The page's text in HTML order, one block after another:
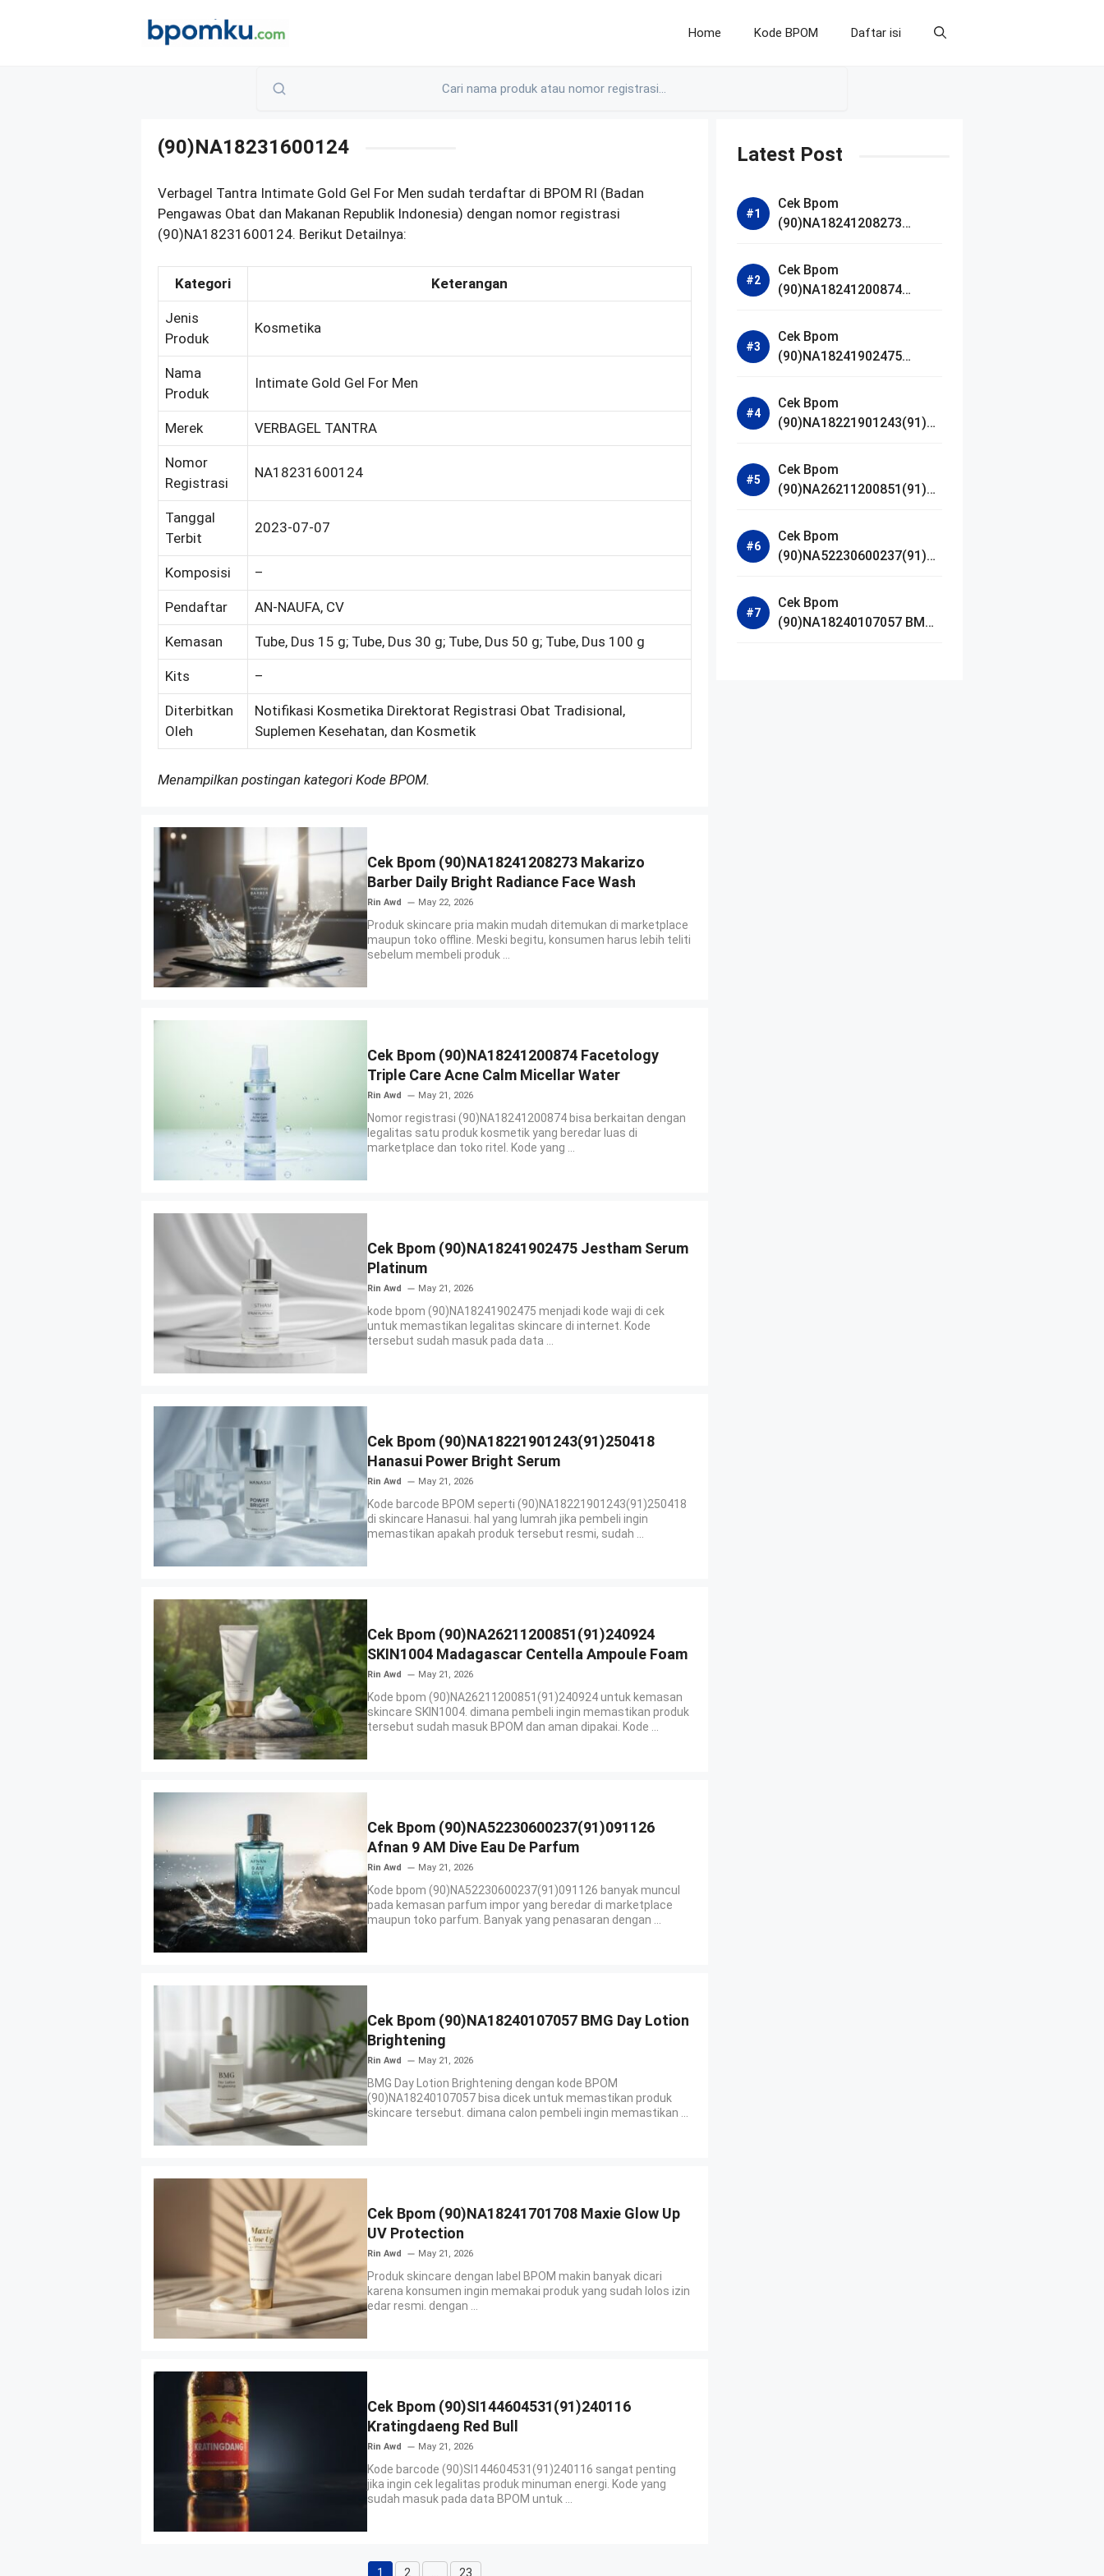
Home Kode BPOM Daftar isi
(90)NA18231600124
Verbagel Tantra Intimate Gold Gel For Men sudah terdaftar di BPOM RI (Badan
Pengawas Obat dan Makanan Republik Indonesia) dengan nomor registrasi
(90)NA18231600124. Berikut Detailnya:
Kategori Keterangan
Jenis
Produk
Kosmetika
Nama
Produk
Intimate Gold Gel For Men
Merek VERBAGEL TANTRA
Nomor
Registrasi
NA18231600124
Tanggal
Terbit
2023-07-07
Komposisi –
Pendaftar AN-NAUFA, CV
Kemasan Tube, Dus 15 g; Tube, Dus 30 g; Tube, Dus 50 g; Tube, Dus 100 g
Kits –
Diterbitkan
Oleh
Notifikasi Kosmetika Direktorat Registrasi Obat Tradisional,
Suplemen Kesehatan, dan Kosmetik
Menampilkan postingan kategori Kode BPOM.
Cek Bpom (90)NA18241208273 Makarizo
Barber Daily Bright Radiance Face Wash
Rin Awd May 22, 2026
Produk skincare pria makin mudah ditemukan di marketplace
maupun toko offline. Meski begitu, konsumen harus lebih teliti
sebelum membeli produk ...
Cek Bpom (90)NA18241200874 Facetology
Triple Care Acne Calm Micellar Water
Rin Awd May 21, 2026
Nomor registrasi (90)NA18241200874 bisa berkaitan dengan
legalitas satu produk kosmetik yang beredar luas di
marketplace dan toko ritel. Kode yang ...
Cek Bpom (90)NA18241902475 Jestham Serum
Platinum
Rin Awd May 21, 2026
kode bpom (90)NA18241902475 menjadi kode waji di cek
untuk memastikan legalitas skincare di internet. Kode
tersebut sudah masuk pada data ...
Cek Bpom (90)NA18221901243(91)250418
Hanasui Power Bright Serum
Rin Awd May 21, 2026
Kode barcode BPOM seperti (90)NA18221901243(91)250418
di skincare Hanasui. hal yang lumrah jika pembeli ingin
memastikan apakah produk tersebut resmi, sudah ...
Cek Bpom (90)NA26211200851(91)240924
SKIN1004 Madagascar Centella Ampoule Foam
Rin Awd May 21, 2026
Kode bpom (90)NA26211200851(91)240924 untuk kemasan
skincare SKIN1004. dimana pembeli ingin memastikan produk
tersebut sudah masuk BPOM dan aman dipakai. Kode ...
Cek Bpom (90)NA52230600237(91)091126
Afnan 9 AM Dive Eau De Parfum
Rin Awd May 21, 2026
Kode bpom (90)NA52230600237(91)091126 banyak muncul
pada kemasan parfum impor yang beredar di marketplace
maupun toko parfum. Banyak yang penasaran dengan ...
Cek Bpom (90)NA18240107057 BMG Day Lotion
Brightening
Rin Awd May 21, 2026
BMG Day Lotion Brightening dengan kode BPOM
(90)NA18240107057 bisa dicek untuk memastikan produk
skincare tersebut. dimana calon pembeli ingin memastikan ...
Cek Bpom (90)NA18241701708 Maxie Glow Up
UV Protection
Rin Awd May 21, 2026
Produk skincare dengan label BPOM makin banyak dicari
karena konsumen ingin memakai produk yang sudah lolos izin
edar resmi. dengan ...
Cek Bpom (90)SI144604531(91)240116
Kratingdaeng Red Bull
Rin Awd May 21, 2026
Kode barcode (90)SI144604531(91)240116 sangat penting
jika ingin cek legalitas produk minuman energi. Kode yang
sudah masuk pada data BPOM untuk ...
1 2 23
Latest Post
Cek Bpom
(90)NA18241208273
Bright Radiance Face
Wash
Cek Bpom
(90)NA18241200874
Acne Calm Micellar Water
Cek Bpom
(90)NA18241902475
Cek Bpom
(90)NA18221901243(91)25
Serum
Cek Bpom
(90)NA26211200851(91)24
Madagascar Centella
Ampoule Foam
Cek Bpom
(90)NA52230600237(91)09
De Parfum
Cek Bpom
(90)NA18240107057 BMG